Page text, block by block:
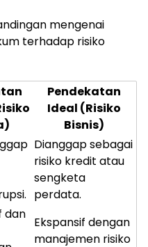
mengenai
terhadap risiko
Pendekatan
Ideal (Risiko
Bisnis)
Dianggap sebagai
risiko kredit atau
sengketa
perdata.
dan
Ekspansif dengan
manajemen risiko